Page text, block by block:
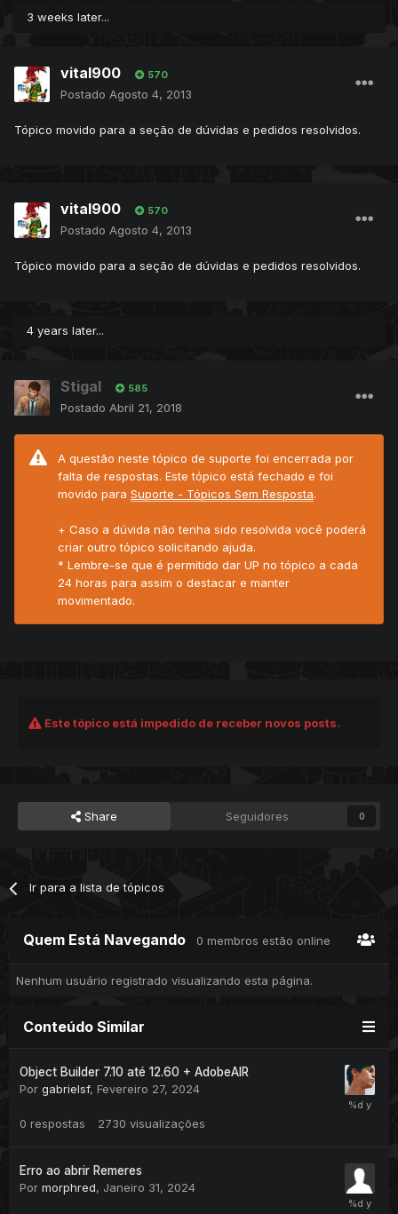
3 weeks later...
vital900 570
Postado Agosto 4, 2013
Tópico movido para a seção de dúvidas e pedidos resolvidos.
vital900 570
Postado Agosto 4, 2013
Tópico movido para a seção de dúvidas e pedidos resolvidos.
4 years later...
Stigal 585
Postado Abril 21, 2018
A questão neste tópico de suporte foi encerrada por
falta de respostas. Este tópico está fechado e foi
movido para Suporte - Tópicos Sem Resposta.
+ Caso a dúvida não tenha sido resolvida você poderá
criar outro tópico solicitando ajuda.
* Lembre-se que é permitido dar UP no tópico a cada
24 horas para assim o destacar e manter
movimentado.
Este tópico está impedido de receber novos posts.
Share Seguidores 0
Ir para a lista de tópicos
Quem Está Navegando 0 membros estão online
Nenhum usuário registrado visualizando esta página.
Conteúdo Similar
Object Builder 7.10 até 12.60 + AdobeAIR
Por gabrielsf, Fevereiro 27, 2024
0 respostas 2730 visualizações
Erro ao abrir Remeres
Por morphred, Janeiro 31, 2024